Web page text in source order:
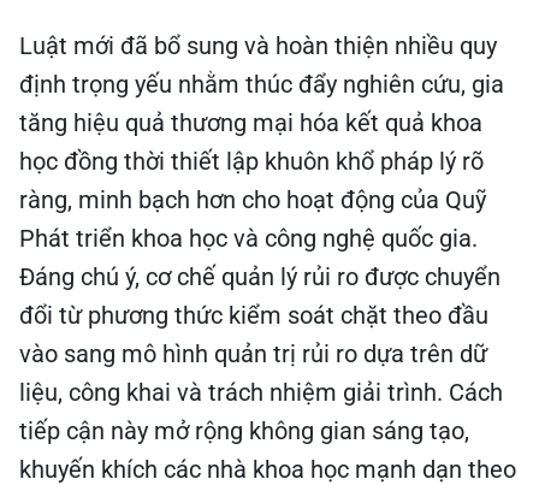
Luật mới đã bổ sung và hoàn thiện nhiều quy
định trọng yếu nhằm thúc đẩy nghiên cứu, gia
tăng hiệu quả thương mại hóa kết quả khoa
học đồng thời thiết lập khuôn khổ pháp lý rõ
ràng, minh bạch hơn cho hoạt động của Quỹ
Phát triển khoa học và công nghệ quốc gia.
Đáng chú ý, cơ chế quản lý rủi ro được chuyển
đổi từ phương thức kiểm soát chặt theo đầu
vào sang mô hình quản trị rủi ro dựa trên dữ
liệu, công khai và trách nhiệm giải trình. Cách
tiếp cận này mở rộng không gian sáng tạo,
khuyến khích các nhà khoa học mạnh dạn theo